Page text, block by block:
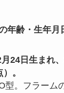
年齢・生年月
24日生まれ
。
型。フラーム